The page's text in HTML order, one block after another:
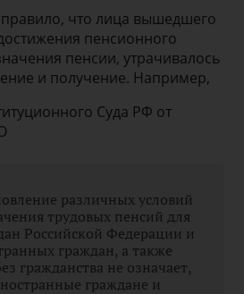
правило, что лица вышедшего
пенсионного
пенсии, утрачивалось
и получение. Например,
Суда РФ от
различных условий
трудовых пенсий для
Российской Федерации и
граждан, а также
гражданства не означает,
граждане и